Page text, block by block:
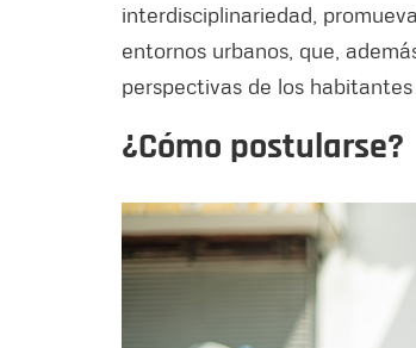
interdisciplinariedad,
entornos urbanos, que,
perspectivas de los
¿Cómo postularse?